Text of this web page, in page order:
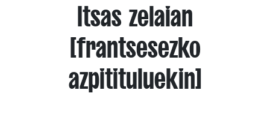
Itsas zelaian
[frantsesezko
azpitituluekin]